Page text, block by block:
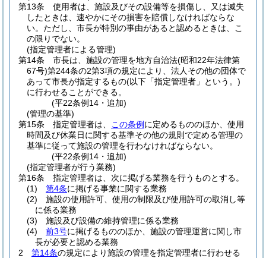
第13条
使用者は、施設及びその設備等を損傷し、又は滅失
したときは、速やかにその損害を賠償しなければならな
い。 ただし、市長が特別の事由があると認めるときは、こ
の限りでない。
(指定管理者による管理)
第14条
市長は、施設の管理を地方自治法(昭和22年法律第
67号)第244条の2第3項の規定により、法人その他の団体で
あって市長が指定するもの(以下「指定管理者」という。)
に行わせることができる。
(平22条例14・追加)
(管理の基準)
第15条
指定管理者は、 この条例 に定めるもののほか、使用
時間及び休業日に関する基準その他の規則で定める管理の
基準に従って施設の管理を行わなければならない。
(平22条例14・追加)
(指定管理者が行う業務)
第16条
指定管理者は、次に掲げる業務を行うものとする。
(1)
第4条に掲げる事業に関する業務
(2)
施設の使用許可、使用の制限及び使用許可の取消し等
に係る業務
(3)
施設及び設備の維持管理に係る業務
(4)
前3号に掲げるもののほか、施設の管理運営に関し市
長が必要と認める業務
2
第14条の規定により施設の管理を指定管理者に行わせる